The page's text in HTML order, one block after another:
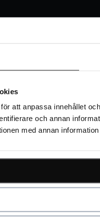
att anpassa innehållet
och annan
med annan